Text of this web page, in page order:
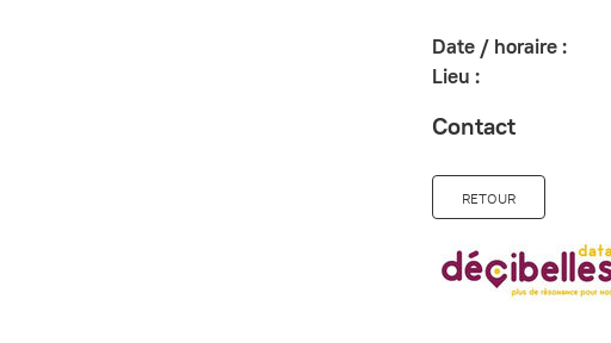
Date / horaire :
Lieu :
Contact
RETOUR